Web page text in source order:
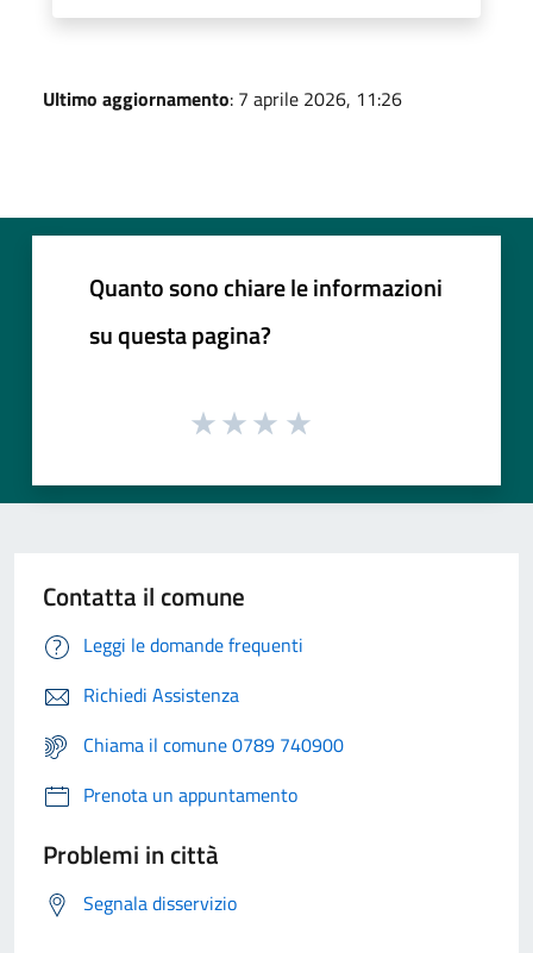
Ultimo aggiornamento: 7 aprile 2026, 11:26
Quanto sono chiare le informazioni
su questa pagina?
Contatta il comune
Leggi le domande frequenti
Richiedi Assistenza
Chiama il comune 0789 740900
Prenota un appuntamento
Problemi in città
Segnala disservizio